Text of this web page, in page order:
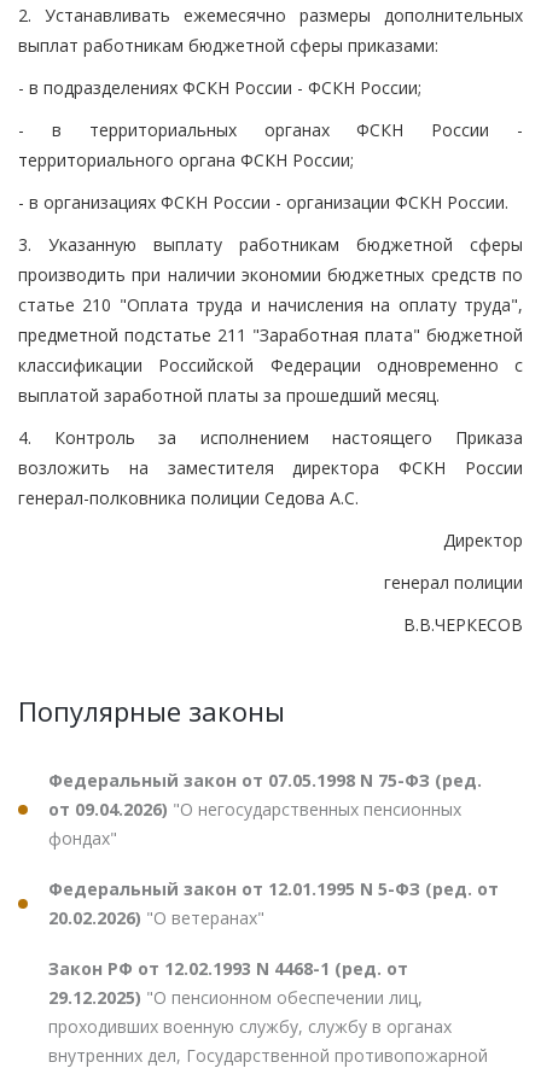
2. Устанавливать ежемесячно размеры дополнительных
выплат работникам бюджетной сферы приказами:
- в подразделениях ФСКН России - ФСКН России;
- в территориальных органах ФСКН России -
территориального органа ФСКН России;
- в организациях ФСКН России - организации ФСКН России.
3. Указанную выплату работникам бюджетной сферы
производить при наличии экономии бюджетных средств по
статье 210 "Оплата труда и начисления на оплату труда",
предметной подстатье 211 "Заработная плата" бюджетной
классификации Российской Федерации одновременно с
выплатой заработной платы за прошедший месяц.
4. Контроль за исполнением настоящего Приказа
возложить на заместителя директора ФСКН России
генерал-полковника полиции Седова А.С.
Директор
генерал полиции
В.В.ЧЕРКЕСОВ
Популярные законы
Федеральный закон от 07.05.1998 N 75-ФЗ (ред.
от 09.04.2026) "О негосударственных пенсионных
фондах"
Федеральный закон от 12.01.1995 N 5-ФЗ (ред. от
20.02.2026) "О ветеранах"
Закон РФ от 12.02.1993 N 4468-1 (ред. от
29.12.2025) "О пенсионном обеспечении лиц,
проходивших военную службу, службу в органах
внутренних дел, Государственной противопожарной